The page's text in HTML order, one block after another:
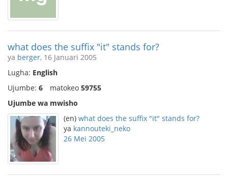
what does the suffix "it" stands for?
ya berger, 16 Januari 2005
Lugha: English
Ujumbe: 6 matokeo 59755
Ujumbe wa mwisho
(en) what does the suffix "it" stands for?
ya kannouteki_neko
26 Mei 2005